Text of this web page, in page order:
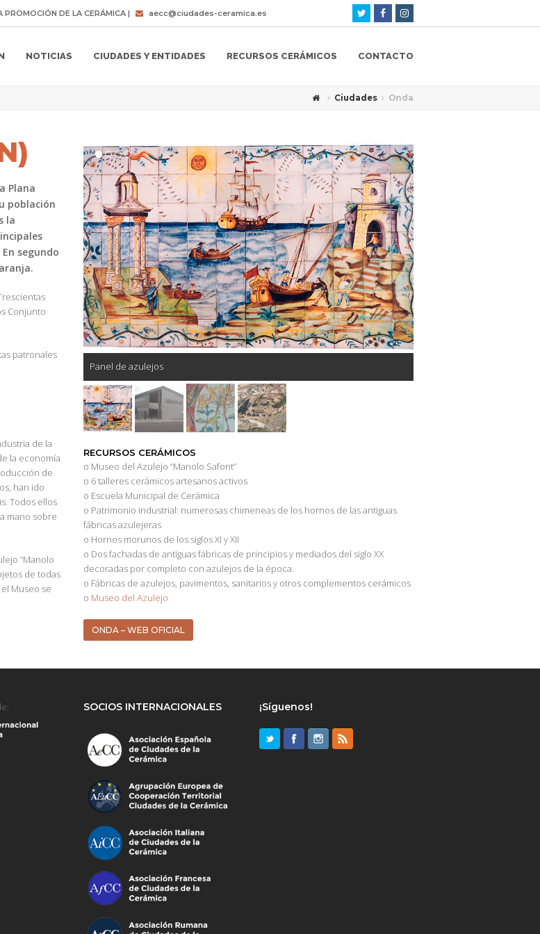
DE LA CERÁMICA | aecc@ciudades-ceramica.es Twitter Facebook
NOTICIAS CIUDADES Y ENTIDADES RECURSOS CERÁMICOS CONTACTO
Ciudades Onda
Plana
población
la
segundo
Conjunto
patronales
de la
la economía
de
han ido
Todos ellos
mano sobre
“Manolo
de todas
Museo se
Panel de azulejos
RECURSOS CERÁMICOS
o Museo del Azulejo “Manolo Safont”
o 6 talleres cerámicos artesanos activos
o Escuela Municipal de Cerámica
o Patrimonio industrial: numerosas chimeneas de los hornos de las antiguas
fábricas azulejeras
o Hornos morunos de los siglos XI y XII
o Dos fachadas de antiguas fábricas de principios y mediados del siglo XX
decoradas por completo con azulejos de la época.
o Fábricas de azulejos, pavimentos, sanitarios y otros complementos cerámicos
o Museo del Azulejo
ONDA – WEB OFICIAL
SOCIOS INTERNACIONALES ¡Síguenos!